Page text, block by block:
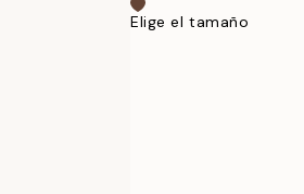
Elige el tamaño